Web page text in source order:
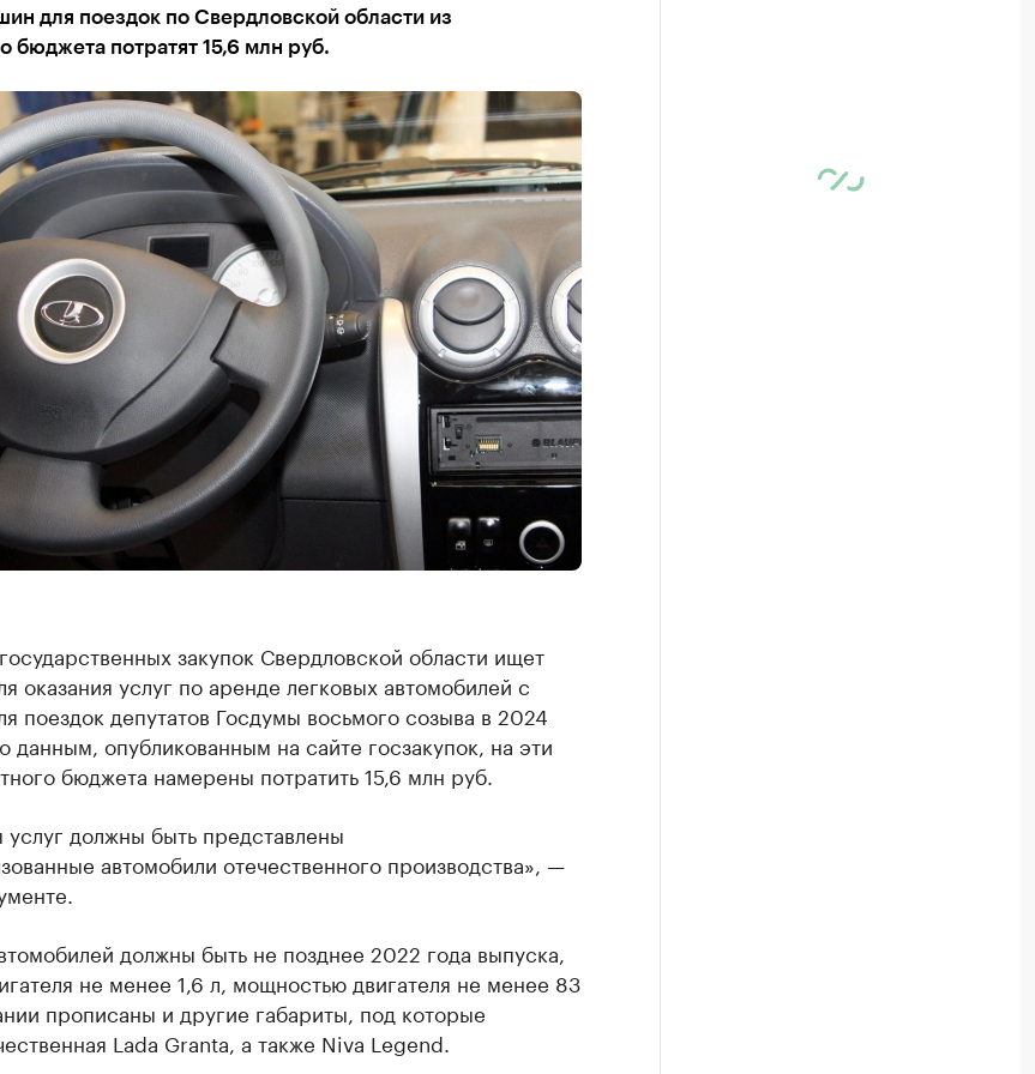
для поездок по Свердловской области из
бюджета потратят 15,6 млн руб.
закупок Свердловской области ищет
оказания услуг по аренде легковых автомобилей с
поездок депутатов Госдумы восьмого созыва в 2024
данным, опубликованным на сайте госзакупок, на эти
бюджета намерены потратить 15,6 млн руб.
услуг должны быть представлены
автомобили отечественного производства», —
должны быть не позднее 2022 года выпуска,
не менее 1,6 л, мощностью двигателя не менее 83
прописаны и другие габариты, под которые
Lada Granta, а также Niva Legend.